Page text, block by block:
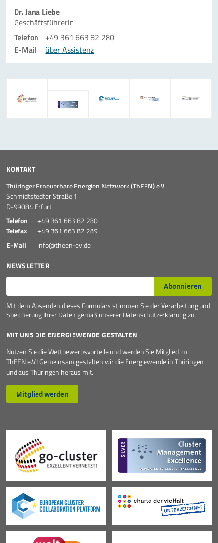
Dr. Jana Liebe
Geschäftsführerin
Telefon
+49 361 663 82 280
E-Mail
über Assistenz
KONTAKT
Thüringer Erneuerbare Energien Netzwerk (ThEEN) e.V.
Schmidtstedter Straße 1
D-99084 Erfurt
Telefon
+49 361 663 82 280
Telefax
+49 361 663 82 289
E-Mail
info@theen-ev.de
NEWSLETTER
E-Mail* Abonnieren
Mit dem Absenden dieses Formulars stimmen Sie der Verarbeitung und
Speicherung Ihrer Daten gemäß unsererDatenschutzerklärungzu.
MIT UNS DIE ENERGIEWENDE GESTALTEN
Nutzen Sie die Wettbewerbsvorteile und werden Sie Mitglied im
ThEEN e.V.! Gemeinsam gestalten wir die Energiewende in Thüringen
und aus Thüringen heraus mit.
Mitglied werden